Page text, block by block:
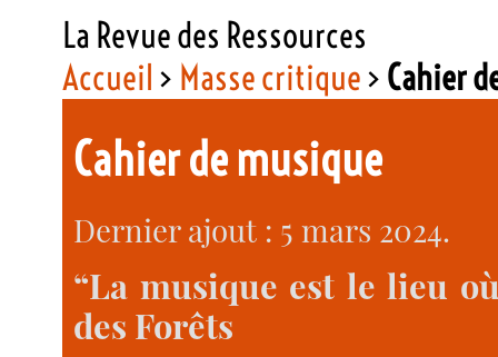
La Revue des Ressources
Accueil > Masse critique> Cahier
Cahier de musique
Dernier ajout : 5 mars 2024.
“La musique est le lieu
des Forêts